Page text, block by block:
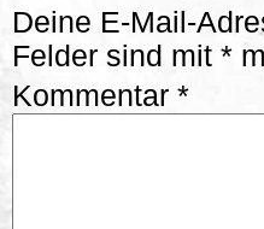
Deine E-Mail-
Felder sind mit *
Kommentar *